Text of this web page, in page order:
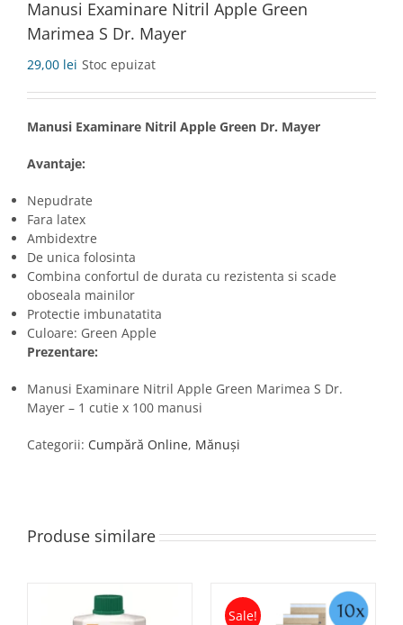
Manusi Examinare Nitril Apple Green
Marimea S Dr. Mayer
29,00 lei Stoc epuizat
Manusi Examinare Nitril Apple Green Dr. Mayer
Avantaje:
Nepudrate
Fara latex
Ambidextre
De unica folosinta
Combina confortul de durata cu rezistenta si scade
oboseala mainilor
Protectie imbunatatita
Culoare: Green Apple
Prezentare:
Manusi Examinare Nitril Apple Green Marimea S Dr.
Mayer – 1 cutie x 100 manusi
Categorii: Cumpără Online, Mănuși
Produse similare
Sale!